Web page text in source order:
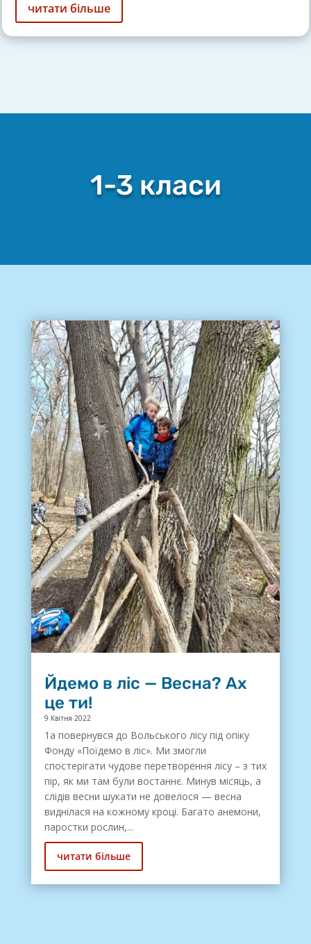
читати більше
1-3 класи
Йдемо в ліс — Весна? Ах
це ти!
9 Квітня 2022
1а повернувся до Вольського лісу під опіку
Фонду «Поїдемо в ліс». Ми змогли
спостерігати чудове перетворення лісу – з тих
пір, як ми там були востаннє. Минув місяць, а
слідів весни шукати не довелося — весна
виднілася на кожному кроці. Багато анемони,
паростки рослин,...
читати більше